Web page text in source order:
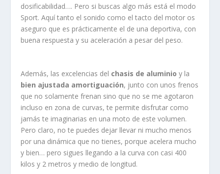
dosificabilidad…. Pero si buscas algo más está el modo
Sport. Aquí tanto el sonido como el tacto del motor os
aseguro que es prácticamente el de una deportiva, con
buena respuesta y su aceleración a pesar del peso.
Además, las excelencias del chasis de aluminioy la
bien ajustada amortiguación, junto con unos frenos
que no solamente frenan sino que no se me agotaron
incluso en zona de curvas, te permite disfrutar como
jamás te imaginarias en una moto de este volumen.
Pero claro, no te puedes dejar llevar ni mucho menos
por una dinámica que no tienes, porque acelera mucho
y bien… pero sigues llegando a la curva con casi 400
kilos y 2 metros y medio de longitud.